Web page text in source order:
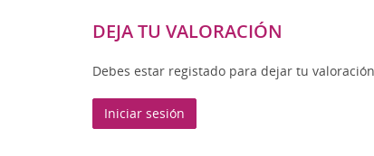
DEJA TU VALORACIÓN
Debes estar registado para dejar tu
Iniciar sesión